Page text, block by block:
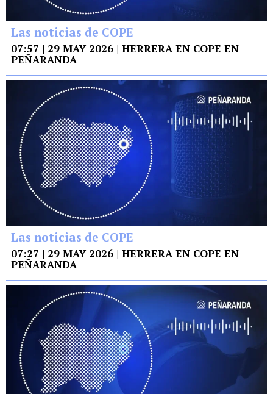
Las noticias de COPE
07:57 | 29 MAY 2026 | HERRERA EN COPE EN
PEÑARANDA
Las noticias de COPE
07:27 | 29 MAY 2026 | HERRERA EN COPE EN
PEÑARANDA